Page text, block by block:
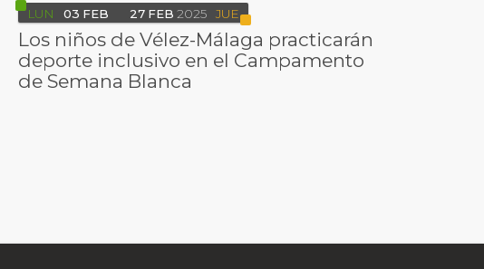
LUN 03 FEB 27 FEB 2025 JUE
Los niños de Vélez-Málaga practicarán
deporte inclusivo en el Campamento
de Semana Blanca